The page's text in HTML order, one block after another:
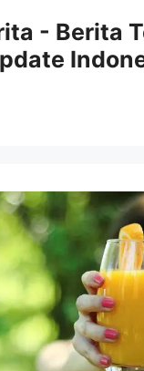
- Berita